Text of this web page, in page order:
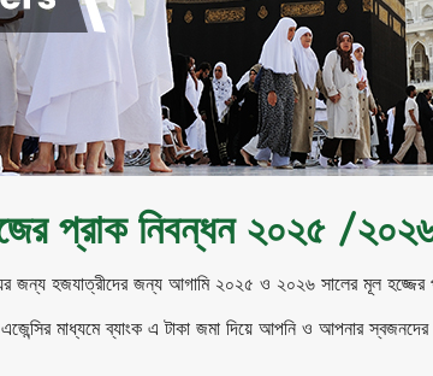
প্রাক নিবন্ধন ২০২৫ /
জন্য হজযাত্রীদের জন্য আগামি ২০২৫ ও ২০২৬ সালের মূল হজ্জের
এজেন্সির মাধ্যমে ব্যাংক এ টাকা জমা দিয়ে আপনি ও আপনার